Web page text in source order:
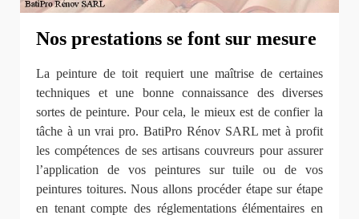
Nos prestations se font sur mesure
La peinture de toit requiert une maîtrise de certaines
techniques et une bonne connaissance des diverses
sortes de peinture. Pour cela, le mieux est de confier la
tâche à un vrai pro. BatiPro Rénov SARL met à profit
les compétences de ses artisans couvreurs pour assurer
l’application de vos peintures sur tuile ou de vos
peintures toitures. Nous allons procéder étape sur étape
en tenant compte des réglementations élémentaires en